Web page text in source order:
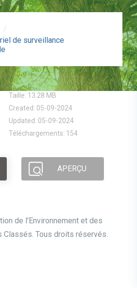
de surveillance
Rapport Semestriel De
Surveillance
Environnementale
Taille: 13.28 MB
Created: 05-09-2024
Updated: 05-09-2024
Téléchargements: 154
APERÇU
de l'Environnement et des
Classés. Tous droits réservés.